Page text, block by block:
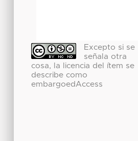
Excepto si se
señala otra
cosa, la licencia del ítem se
describe como
embargoedAccess